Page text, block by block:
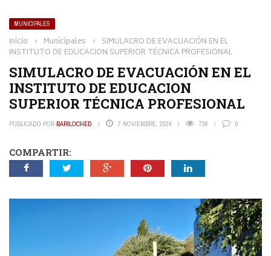
MUNICIPALES
Inicio › Municipales › SIMULACRO DE EVACUACIÓN EN EL
INSTITUTO DE EDUCACION SUPERIOR TÉCNICA PROFESIONAL
SIMULACRO DE EVACUACIÓN EN EL
INSTITUTO DE EDUCACION
SUPERIOR TÉCNICA PROFESIONAL
PUBLICADO POR BARILOCHED 7 NOVIEMBRE, 2024 736 0
COMPARTIR: